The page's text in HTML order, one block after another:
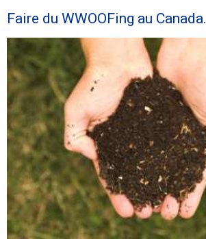
Faire du WWOOFing au Canada.